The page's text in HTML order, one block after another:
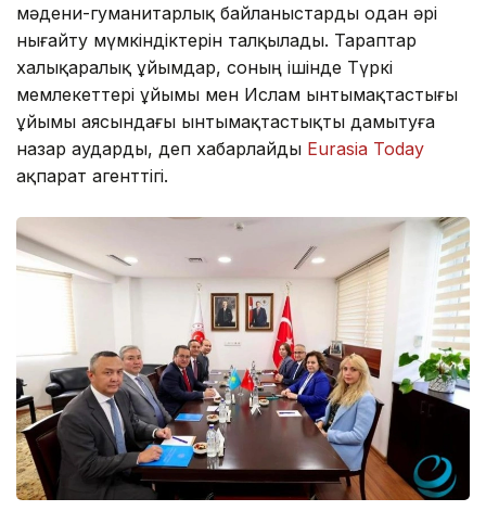
мәдени-гуманитарлық байланыстарды одан әрі
нығайту мүмкіндіктерін талқылады. Тараптар
халықаралық ұйымдар, соның ішінде Түркі
мемлекеттері ұйымы мен Ислам ынтымақтастығы
ұйымы аясындағы ынтымақтастықты дамытуға
назар аударды, деп хабарлайды Eurasia Today
ақпарат агенттігі.